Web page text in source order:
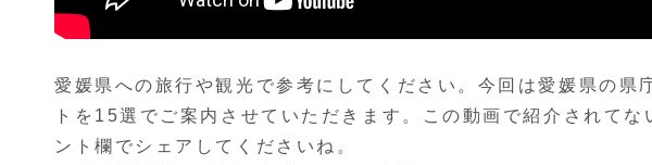
愛媛県への旅行や観光で参考にしてください。今回は愛媛県の県
トを15選でご案内させていただきます。この動画で紹介されて
ント欄でシェアしてくださいね。